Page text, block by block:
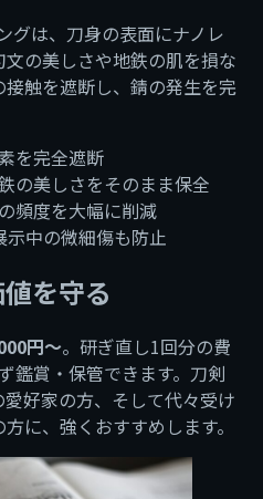
グは、刀身の表面にナノレ
の美しさや地鉄の肌を損な
触を遮断し、錆の発生を完
を完全遮断
の美しさをそのまま保全
頻度を大幅に削減
示中の微細傷も防止
を守る
円〜。研ぎ直し1回分の費
鑑賞・保管できます。刀剣
好家の方、そして代々受け
に、強くおすすめします。